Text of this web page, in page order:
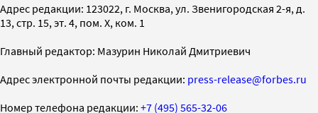
Адрес редакции: 123022, г. Москва, ул. Звенигородская 2-я, д.
13, стр. 15, эт. 4, пом. X, ком. 1
Главный редактор: Мазурин Николай Дмитриевич
Адрес электронной почты редакции: press-release@forbes.ru
Номер телефона редакции: +7 (495) 565-32-06